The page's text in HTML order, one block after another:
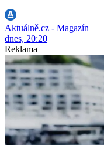
Aktuálně.cz - Magazín
dnes, 20:20
Reklama